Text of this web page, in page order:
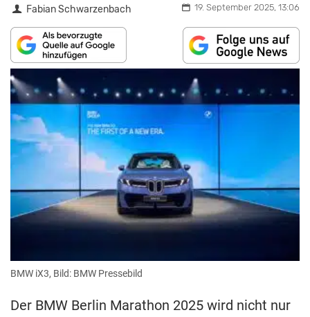
Fabian Schwarzenbach 19. September 2025, 13:06
BMW iX3, Bild: BMW Pressebild
Der BMW Berlin Marathon 2025 wird nicht nur